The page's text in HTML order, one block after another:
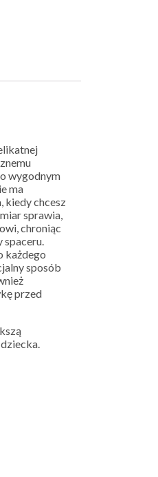
wygodnym
ma
kiedy chcesz
sprawia,
chroniąc
każdego
sposób
przed